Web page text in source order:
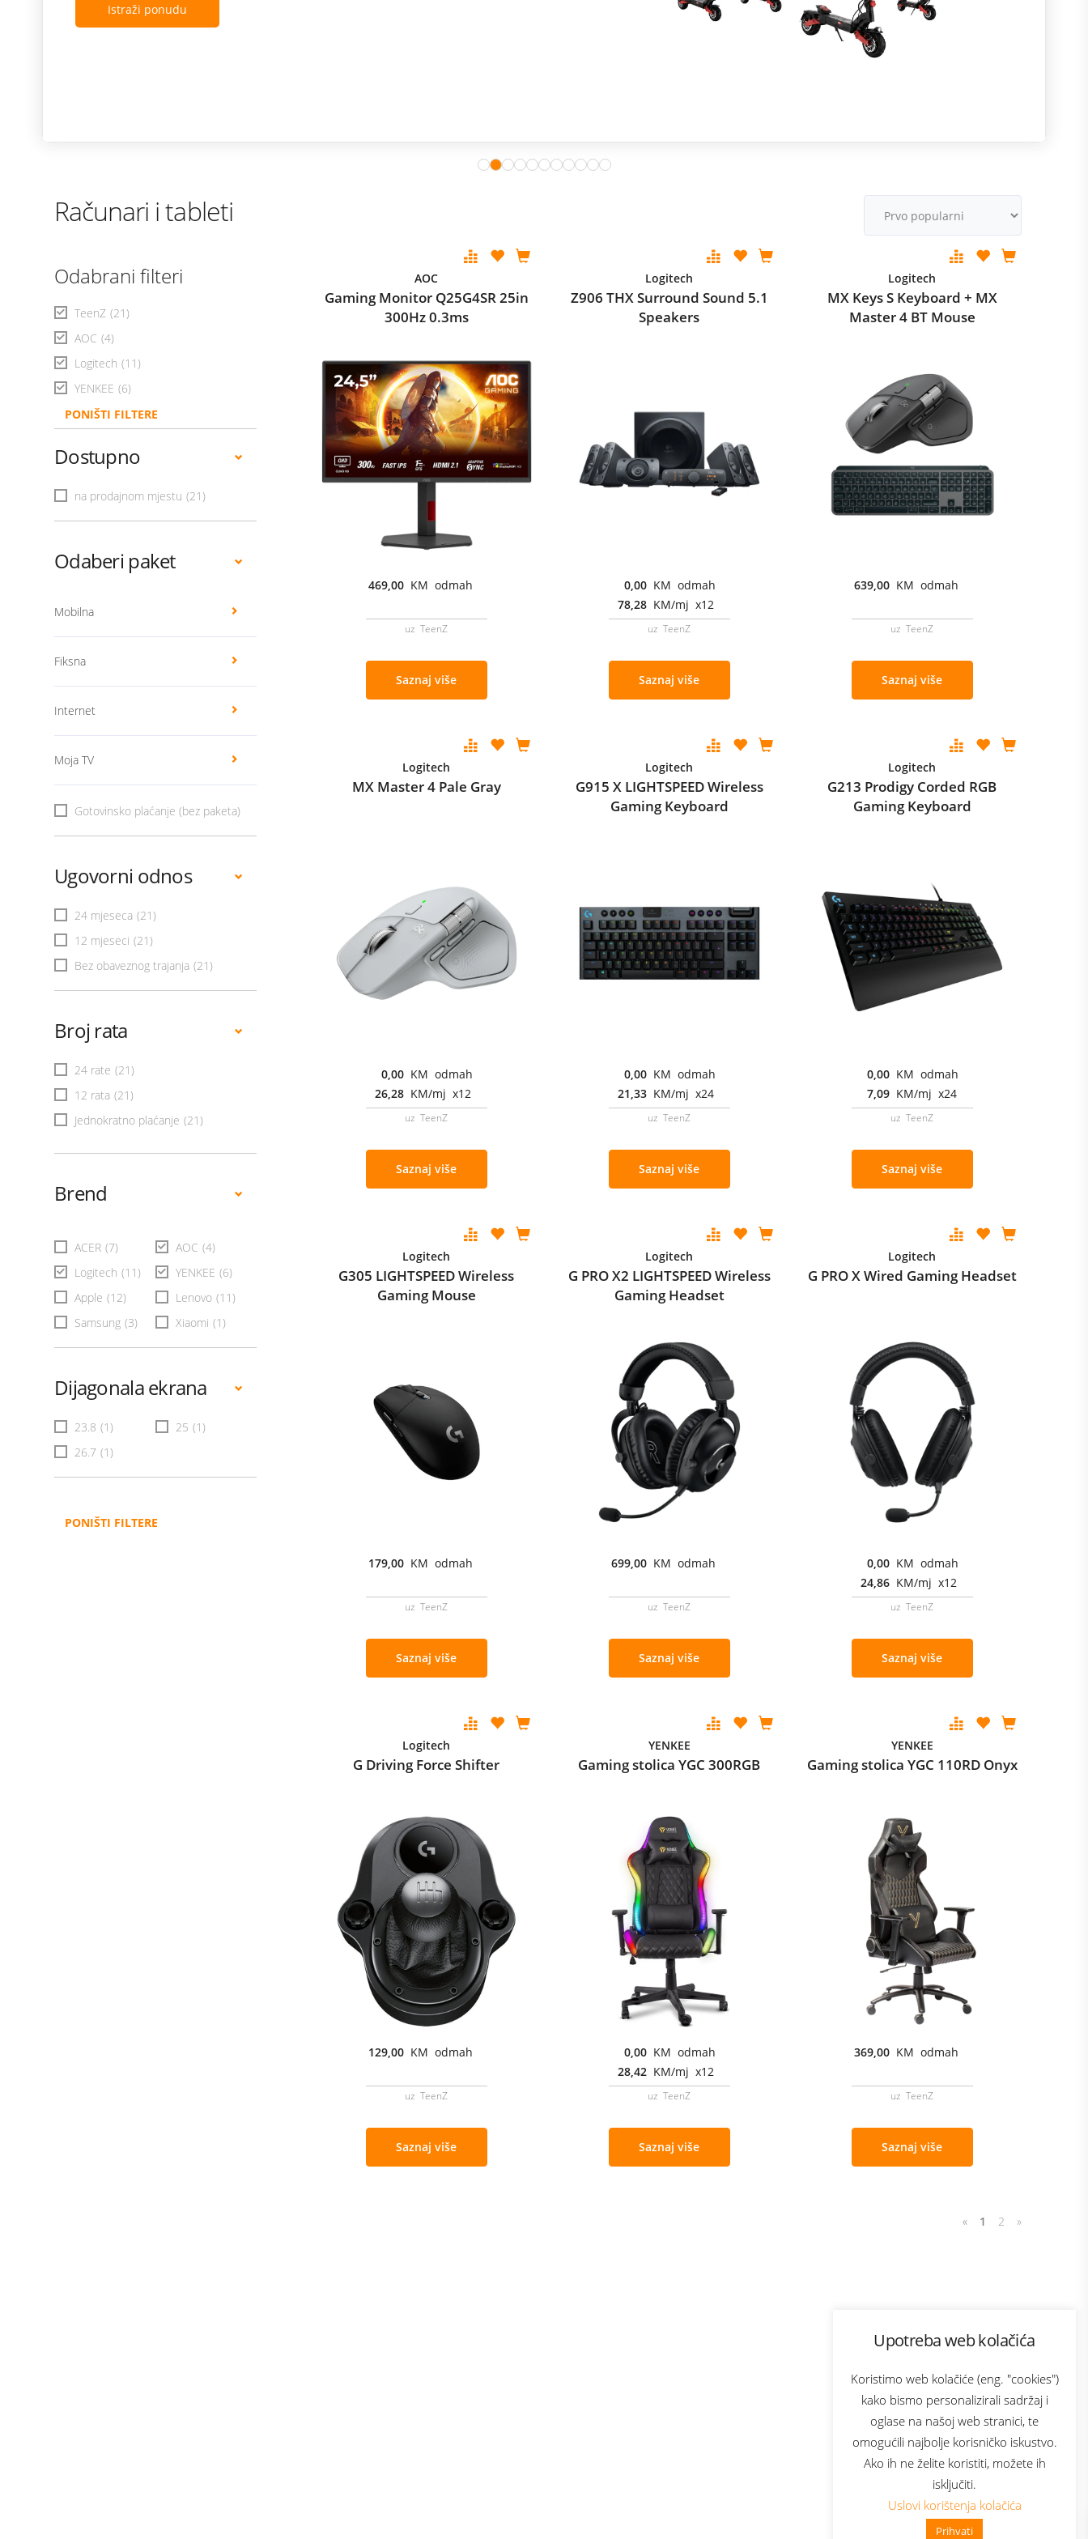
Upotreba web kolačića
Koristimo web kolačiće (eng. "cookies")
kako bismo personalizirali sadržaj i
oglase na našoj web stranici, te
omogućili najbolje korisničko iskustvo.
Ako ih ne želite koristiti, možete ih
isključiti.
Uslovi korištenja kolačića
Prihvati
👋 Zdravo, kako mogu pomoći?
Istraži ponudu
Računari i tableti
Odabrani filteri
TeenZ (21)
AOC (4)
Logitech (11)
YENKEE (6)
PONIŠTI FILTERE
Dostupno
na prodajnom mjestu (21)
Odaberi paket
Mobilna
Fiksna
Internet
Moja TV
Gotovinsko plaćanje (bez paketa)
Ugovorni odnos
24 mjeseca (21)
12 mjeseci (21)
Bez obaveznog trajanja (21)
Broj rata
24 rate (21)
12 rata (21)
Jednokratno plaćanje (21)
Brend
ACER (7) AOC (4)
Logitech (11) YENKEE (6)
Apple (12) Lenovo (11)
Samsung (3) Xiaomi (1)
Dijagonala ekrana
23.8 (1) 25 (1)
26.7 (1)
PONIŠTI FILTERE
AOC
Gaming Monitor Q25G4SR 25in
300Hz 0.3ms
469,00 KM odmah
uz TeenZ
Saznaj više
Logitech
Z906 THX Surround Sound 5.1
Speakers
0,00 KM odmah
78,28 KM/mj x12
uz TeenZ
Saznaj više
Logitech
MX Keys S Keyboard + MX
Master 4 BT Mouse
639,00 KM odmah
uz TeenZ
Saznaj više
Logitech
MX Master 4 Pale Gray
0,00 KM odmah
26,28 KM/mj x12
uz TeenZ
Saznaj više
Logitech
G915 X LIGHTSPEED Wireless
Gaming Keyboard
0,00 KM odmah
21,33 KM/mj x24
uz TeenZ
Saznaj više
Logitech
G213 Prodigy Corded RGB
Gaming Keyboard
0,00 KM odmah
7,09 KM/mj x24
uz TeenZ
Saznaj više
Logitech
G305 LIGHTSPEED Wireless
Gaming Mouse
179,00 KM odmah
uz TeenZ
Saznaj više
Logitech
G PRO X2 LIGHTSPEED Wireless
Gaming Headset
699,00 KM odmah
uz TeenZ
Saznaj više
Logitech
G PRO X Wired Gaming Headset
0,00 KM odmah
24,86 KM/mj x12
uz TeenZ
Saznaj više
Logitech
G Driving Force Shifter
129,00 KM odmah
uz TeenZ
Saznaj više
YENKEE
Gaming stolica YGC 300RGB
0,00 KM odmah
28,42 KM/mj x12
uz TeenZ
Saznaj više
YENKEE
Gaming stolica YGC 110RD Onyx
369,00 KM odmah
uz TeenZ
Saznaj više
« 1 2 »
Bonus plus
Prijava za newsletter